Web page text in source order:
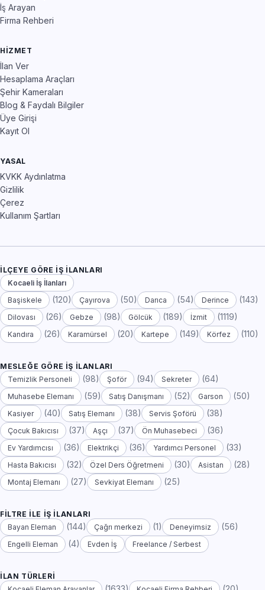
İş Arayan
Firma Rehberi
HIZMET
İlan Ver
Hesaplama Araçları
Şehir Kameraları
Blog & Faydalı Bilgiler
Üye Girişi
Kayıt Ol
YASAL
KVKK Aydınlatma
Gizlilik
Çerez
Kullanım Şartları
İLÇEYE GÖRE İŞ İLANLARI
Kocaeli İş İlanları
Başiskele
(120) Çayırova (50) Darıca (54) Derince (143)
Dilovası (26) Gebze (98) Gölcük (189) İzmit (1119)
Kandıra (26) Karamürsel (20) Kartepe (149) Körfez (110)
MESLEĞE GÖRE İŞ İLANLARI
Temizlik Personeli
(98) Şoför (94) Sekreter (64)
Muhasebe Elemanı (59) Satış Danışmanı (52) Garson (50)
Kasiyer (40) Satış Elemanı (38) Servis Şoförü (38)
Çocuk Bakıcısı (37) Aşçı (37) Ön Muhasebeci (36)
Ev Yardımcısı (36) Elektrikçi (36) Yardımcı Personel (33)
Hasta Bakıcısı (32) Özel Ders Öğretmeni (30) Asistan (28)
Montaj Elemanı (27) Sevkiyat Elemanı (25)
FILTRE ILE İŞ İLANLARI
Bayan Eleman
(144) Çağrı merkezi (1) Deneyimsiz (56)
Engelli Eleman (4) Evden İş Freelance / Serbest
İLAN TÜRLERI